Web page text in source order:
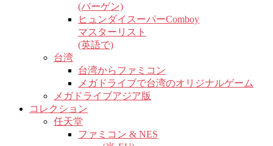
(バーゲン)
ヒュンダイスーパーComboy
マスターリスト
(英語で)
台湾
台湾からファミコン
メガドライブで台湾のオリジナルゲーム
メガドライブアジア版
コレクション
任天堂
ファミコン & NES